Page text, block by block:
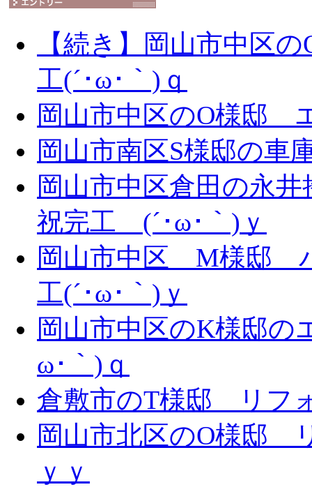
【続き】岡山市中区
工(´･ω･｀)ｑ
岡山市中区のO様邸
岡山市南区S様邸の車
岡山市中区倉田の永
祝完工 (´･ω･｀)ｙ
岡山市中区 M様邸
工(´･ω･｀)ｙ
岡山市中区のK様邸の
ω･｀)ｑ
倉敷市のT様邸 リフ
岡山市北区のO様邸
ｙｙ